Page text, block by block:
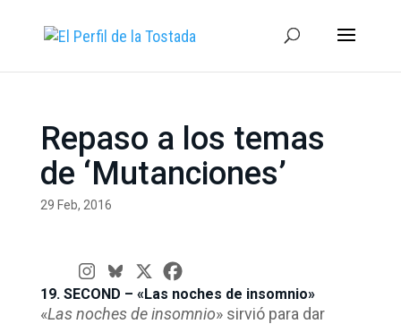
Repaso a los temas
de ‘Mutanciones’
29 Feb, 2016
19. SECOND – «Las noches de insomnio»
«Las noches de insomnio» sirvió para dar